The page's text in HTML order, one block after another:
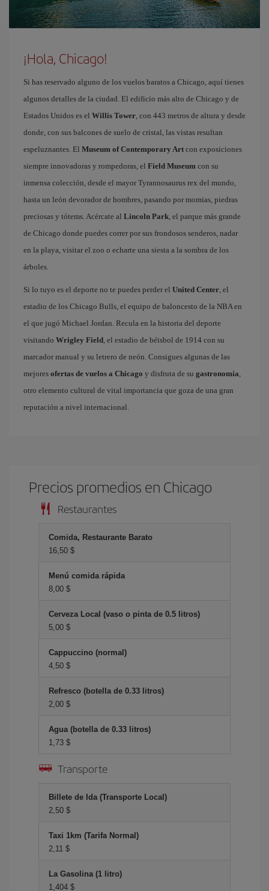
¡Hola, Chicago!
Si has reservado alguno de los vuelos baratos a Chicago, aquí tienes
algunos detalles de la ciudad. El edificio más alto de Chicago y de
Estados Unidos es el Willis Tower , con 443 metros de altura y desde
donde, con sus balcones de suelo de cristal, las vistas resultan
espeluznantes. El Museum of Contemporary Art con exposiciones
siempre innovadoras y rompedoras, el Field Museum con su
inmensa colección, desde el mayor Tyrannosaurus rex del mundo,
hasta un león devorador de hombres, pasando por momias, piedras
preciosas y tótems. Acércate al Lincoln Park , el parque más grande
de Chicago donde puedes correr por sus frondosos senderos, nadar
en la playa, visitar el zoo o echarte una siesta a la sombra de los
árboles.
Si lo tuyo es el deporte no te puedes perder el United Center , el
estadio de los Chicago Bulls, el equipo de baloncesto de la NBA en
el que jugó Michael Jordan. Recula en la historia del deporte
visitando Wrigley Field , el estadio de béisbol de 1914 con su
marcador manual y su letrero de neón. Consigues algunas de las
mejores ofertas de vuelos a Chicago y disfruta de su gastronomía
otro elemento cultural de vital importancia que goza de una gran
reputación a nivel internacional.
Precios promedios en Chicago
Restaurantes
Comida, Restaurante Barato
16,50 $
Menú comida rápida
8,00 $
Cerveza Local (vaso o pinta de 0.5 litros)
5,00 $
Cappuccino (normal)
4,50 $
Refresco (botella de 0.33 litros)
2,00 $
Agua (botella de 0.33 litros)
1,73 $
Transporte
Billete de Ida (Transporte Local)
2,50 $
Taxi 1km (Tarifa Normal)
2,11 $
La Gasolina (1 litro)
1,404 $